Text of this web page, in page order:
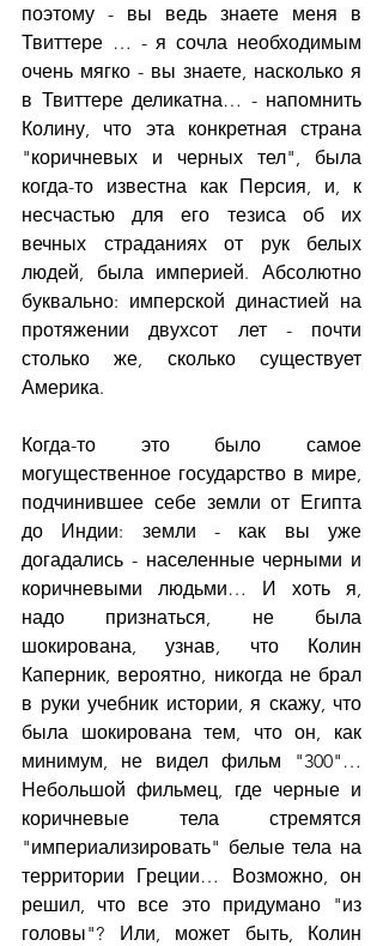
поэтому - вы ведь знаете меня в
Твиттере … - я сочла необходимым
очень мягко - вы знаете, насколько я
в Твиттере деликатна… - напомнить
Колину, что эта конкретная страна
"коричневых и черных тел", была
когда-то известна как Персия, и, к
несчастью для его тезиса об их
вечных страданиях от рук белых
людей, была империей. Абсолютно
буквально: имперской династией на
протяжении двухсот лет - почти
столько же, сколько существует
Америка.
Когда-то это было самое
могущественное государство в мире,
подчинившее себе земли от Египта
до Индии: земли - как вы уже
догадались - населенные черными и
коричневыми людьми… И хоть я,
надо признаться, не была
шокирована, узнав, что Колин
Каперник, вероятно, никогда не брал
в руки учебник истории, я скажу, что
была шокирована тем, что он, как
минимум, не видел фильм "300"…
Небольшой фильмец, где черные и
коричневые тела стремятся
"империализировать" белые тела на
территории Греции… Возможно, он
решил, что все это придумано "из
головы"? Или, может быть, Колин